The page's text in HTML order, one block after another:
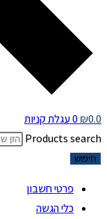
₪0.0
0עגלת קניות
Products search
חיפוש
פרטי חשבון
כלי הגשה